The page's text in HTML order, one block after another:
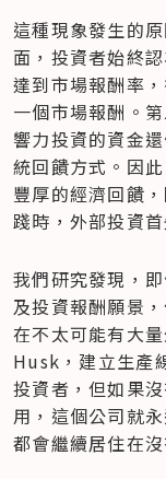
這種現象發生的
面，投資者始終
達到市場報酬率
一個市場報酬。
響力投資的資金
統回饋方式。因
豐厚的經濟回饋
踐時，外部投資
我們研究發現，
及投資報酬願景
在不太可能有大
Husk，建立生產
投資者，但如果
用，這個公司就
都會繼續居住在